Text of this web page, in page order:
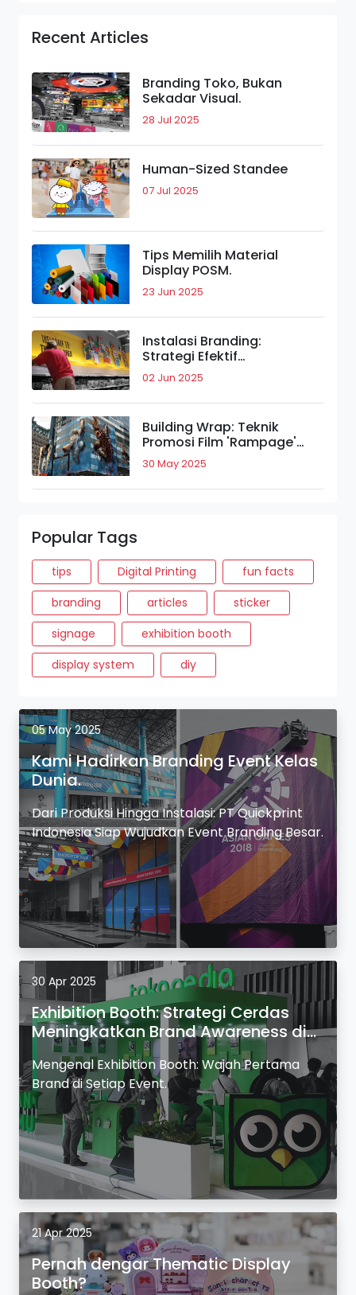
Recent Articles
Branding Toko, Bukan
Sekadar Visual.
28 Jul 2025
Human-Sized Standee
07 Jul 2025
Tips Memilih Material
Display POSM.
23 Jun 2025
Instalasi Branding:
Strategi Efektif
Meningkatkan Daya Tarik
Merek.
02 Jun 2025
Building Wrap: Teknik
Promosi Film 'Rampage'
yang Bikin Takjub.
30 May 2025
Popular Tags
tips Digital Printing
fun facts
branding
articles
sticker
signage
exhibition booth
display system
diy
05 May 2025
Kami Hadirkan Branding Event Kelas
Dunia.
Dari Produksi Hingga Instalasi: PT Quickprint
Indonesia Siap Wujudkan Event Branding Besar.
30 Apr 2025
Exhibition Booth: Strategi Cerdas
Meningkatkan Brand Awareness di
Event.
Mengenal Exhibition Booth: Wajah Pertama
Brand di Setiap Event.
21 Apr 2025
Pernah dengar Thematic Display
Booth?